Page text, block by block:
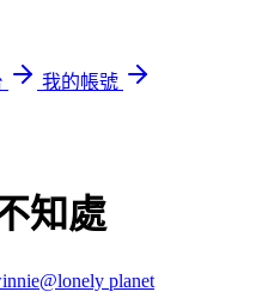
我的帳號
知處
planet